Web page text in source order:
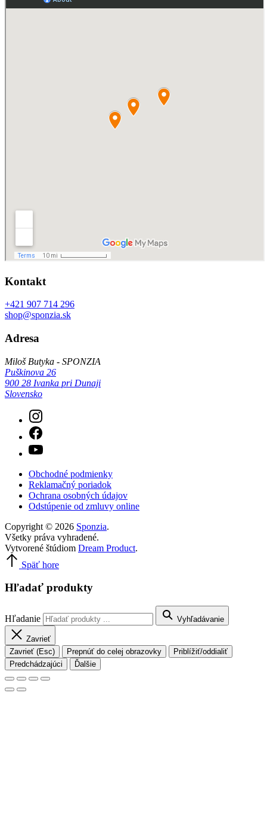
Kontakt
+421 907 714 296
shop@sponzia.sk
Adresa
Miloš Butyka - SPONZIA
Puškinova 26
900 28 Ivanka pri Dunaji
Slovensko
Obchodné podmienky
Reklamačný poriadok
Ochrana osobných údajov
Odstúpenie od zmluvy online
Copyright © 2026 Sponzia.
Všetky práva vyhradené.
Vytvorené štúdiom Dream Product.
Späť hore
Hľadať produkty
Hľadanie Vyhľadávanie
Zavrieť
Zavrieť (Esc)
Prepnúť do celej obrazovky
Priblížiť/oddialiť
Predchádzajúci
Ďalšie